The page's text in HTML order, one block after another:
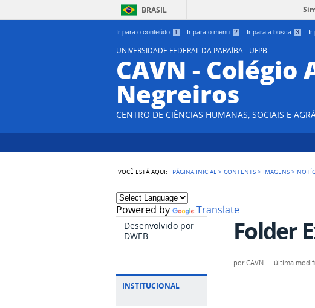
Ir para o conteúdo 1 Ir para o menu 2 Ir para a busca 3 Ir
BRASIL
UNIVERSIDADE FEDERAL DA PARAÍBA - UFPB
CAVN -
Negreiros
CENTRO DE CIÊNCIAS HUMANAS, SOCIAIS E
VOCÊ ESTÁ AQUI: PÁGINA INICIAL >CONTENTS > IMAGENS >
Powered by Translate
Desenvolvido por
DWEB
INSTITUCIONAL
Folder
porCAVN — última